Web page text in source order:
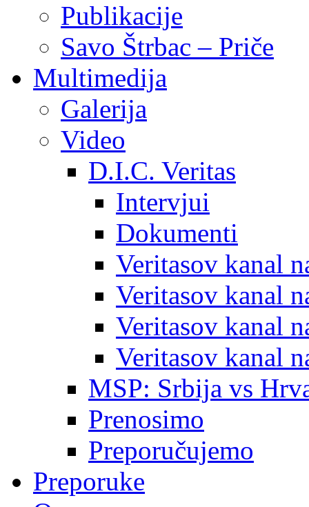
Publikacije
Savo Štrbac – Priče
Multimedija
Galerija
Video
D.I.C. Veritas
Intervjui
Dokumenti
Veritasov kanal
Veritasov kanal
Veritasov kanal
Veritasov kanal
MSP: Srbija vs
Prenosimo
Preporučujemo
Preporuke